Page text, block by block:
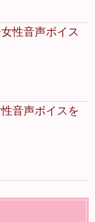
性音声ボイス
音声ボイスを